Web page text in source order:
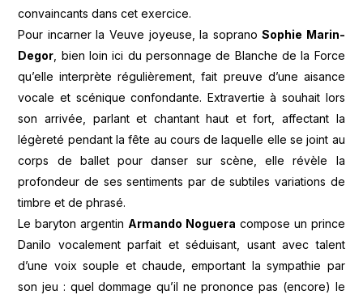
convaincants dans cet exercice.
Pour incarner la Veuve joyeuse, la sopranoSophie Marin-
Degor , bien loin ici du personnage de Blanche de la Force
qu’elle interprète régulièrement, fait preuve d’une aisance
vocale et scénique confondante. Extravertie à souhait lors
son arrivée, parlant et chantant haut et fort, affectant la
légèreté pendant la fête au cours de laquelle elle se joint au
corps de ballet pour danser sur scène, elle révèle la
profondeur de ses sentiments par de subtiles variations de
timbre et de phrasé.
Le baryton argentin Armando Noguera compose un prince
Danilo vocalement parfait et séduisant, usant avec talent
d’une voix souple et chaude, emportant la sympathie par
son jeu : quel dommage qu’il ne prononce pas (encore) le